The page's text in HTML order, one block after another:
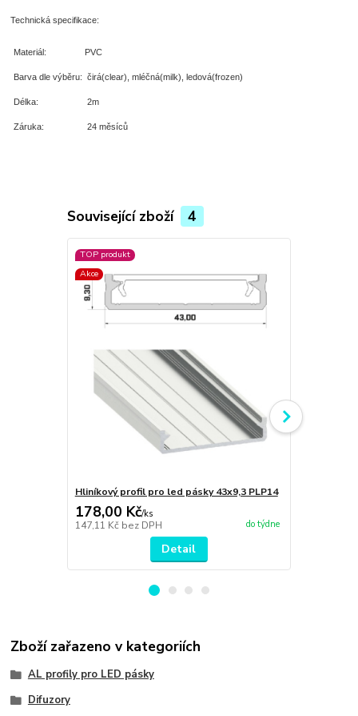
Technická specifikace:
Materiál: PVC
Barva dle výběru: čirá(clear), mléčná(milk), ledová(frozen)
Délka: 2m
Záruka: 24 měsíců
Související zboží 4
TOP produkt
Akce
Hliníkový profil pro led pásky 43x9,3 PLP14
178,00 Kč/ks
147,11 Kč bez DPH do týdne
Detail
Zboží zařazeno v kategoriích
AL profily pro LED pásky
Difuzory